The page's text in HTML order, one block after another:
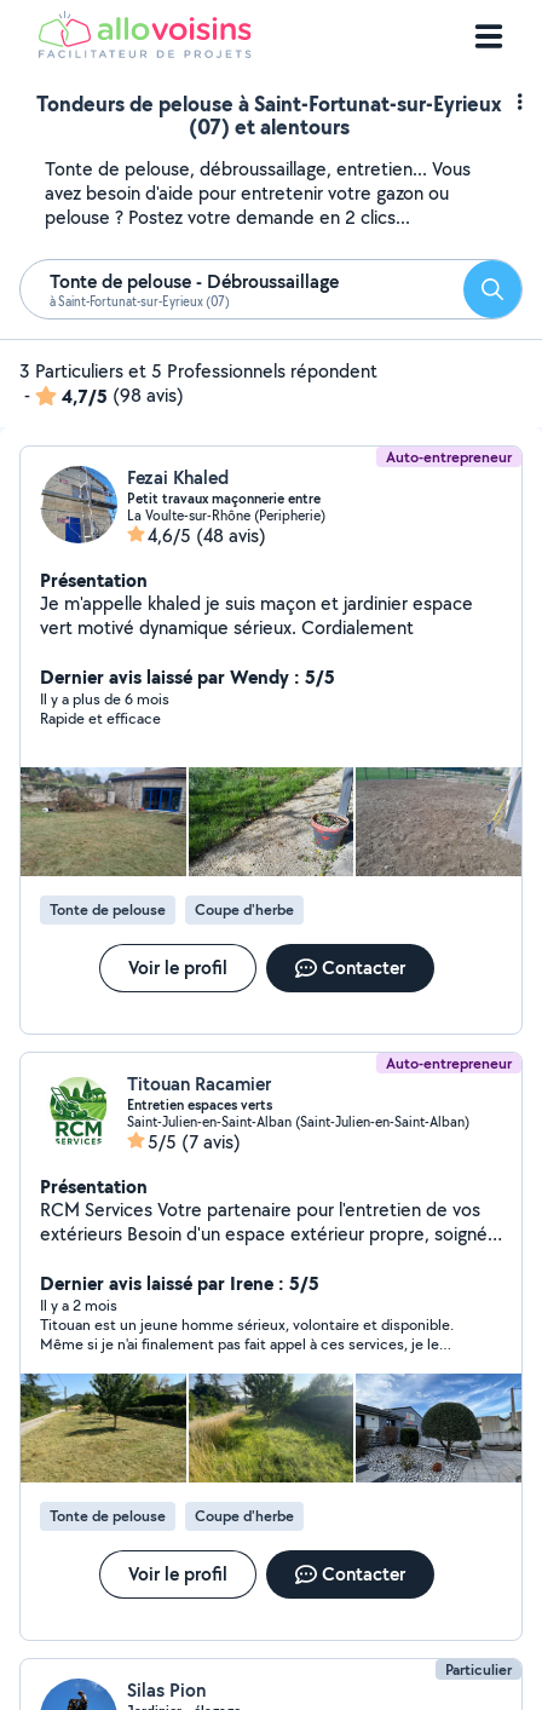
Tondeurs de pelouse à Saint-Fortunat-sur-Eyrieux
(07) et alentours
Tonte de pelouse, débroussaillage, entretien... Vous
avez besoin d'aide pour entretenir votre gazon ou
pelouse ? Postez votre demande en 2 clics...
Tonte de pelouse - Débroussaillage
à Saint-Fortunat-sur-Eyrieux (07)
3 Particuliers et 5 Professionnels répondent
-
4,7/5 (98 avis)
Auto-entrepreneur
Fezai Khaled
Petit travaux maçonnerie entre
La Voulte-sur-Rhône (Peripherie)
4,6/5 (48 avis)
Présentation
Je m'appelle khaled je suis maçon et jardinier espace
vert motivé dynamique sérieux. Cordialement
Dernier avis laissé par Wendy : 5/5
Il y a plus de 6 mois
Rapide et efficace
Tonte de pelouse Coupe d'herbe
Voir le profil Contacter
Auto-entrepreneur
Titouan Racamier
Entretien espaces verts
Saint-Julien-en-Saint-Alban (Saint-Julien-en-Saint-Alban)
5/5 (7 avis)
Présentation
RCM Services Votre partenaire pour l'entretien de vos
extérieurs Besoin d'un espace extérieur propre, soigné
réactif, rigoureux et équipé pour tous vos travaux
d'entretien. Tonte de pelouse Taille de haies et
arbustes Débroussaillage (terrains, chemins, talus, etc.)
Nettoyage haute pression (terrasses, murets, allées...)
Élagage (petits et moyens arbres) Interventions rapides
et soignées Devis gratuit et sans engagement Faites
confiance à RCM Services pour un résultat propre, net
et professionnel. Micro entreprise, déclarée.
Dernier avis laissé par Irene : 5/5
Il y a 2 mois
Titouan est un jeune homme sérieux, volontaire et disponible.
Même si je n'ai finalement pas fait appel à ces services, je le
Tonte de pelouse Coupe d'herbe
Voir le profil Contacter
Particulier
Silas Pion